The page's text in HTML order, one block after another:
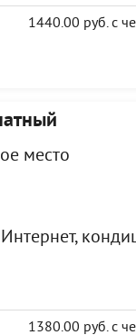
1440.00 руб. с
место
1380.00 руб. с